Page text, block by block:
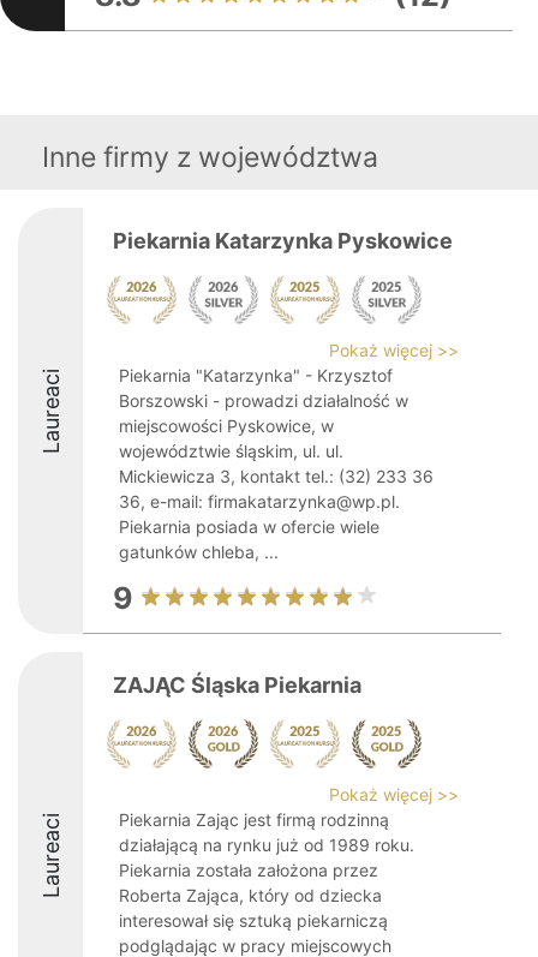
Inne firmy z województwa
Laureaci
Piekarnia Katarzynka Pyskowice
Pokaż więcej >>
Piekarnia "Katarzynka" - Krzysztof
Borszowski - prowadzi działalność w
miejscowości Pyskowice, w
województwie śląskim, ul. ul.
Mickiewicza 3, kontakt tel.: (32) 233 36
36, e-mail: firmakatarzynka@wp.pl.
Piekarnia posiada w ofercie wiele
gatunków chleba, ...
9
Laureaci
ZAJĄC Śląska Piekarnia
Pokaż więcej >>
Piekarnia Zając jest firmą rodzinną
działającą na rynku już od 1989 roku.
Piekarnia została założona przez
Roberta Zająca, który od dziecka
interesował się sztuką piekarniczą
podglądając w pracy miejscowych